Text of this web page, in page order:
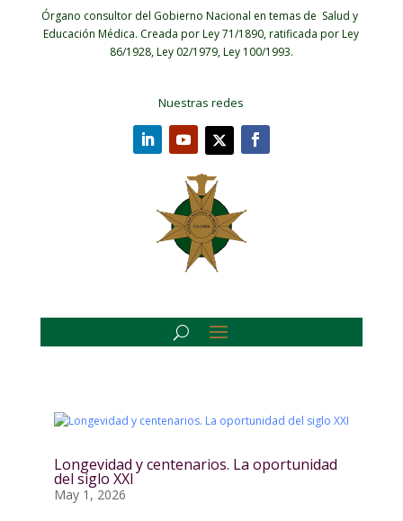
Órgano consultor del Gobierno Nacional en temas de Salud y
Educación Médica. Creada por Ley 71/1890, ratificada por Ley
86/1928, Ley 02/1979, Ley 100/1993.
Nuestras redes
Longevidad y centenarios. La oportunidad
del siglo XXI
May 1, 2026